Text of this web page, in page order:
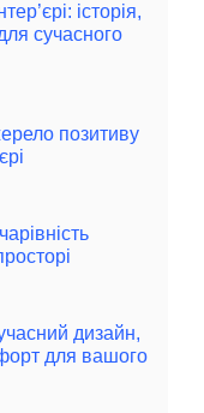
історія,
сучасного
позитиву
дизайн,
для вашого